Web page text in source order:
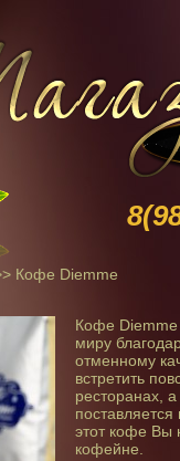
Кофе Diemme
Кофе Diemme
миру
отменному
встретить
ресторанах,
этот кофе Вы
кофейне.